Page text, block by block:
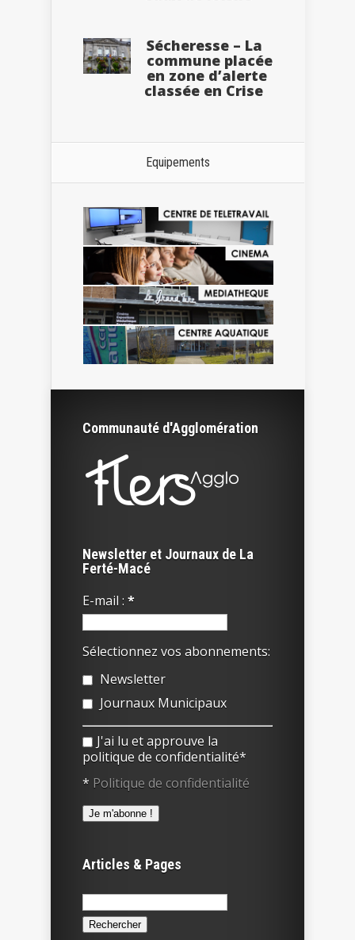
Sécheresse – La
commune placée
en zone d’alerte
classée en Crise
Equipements
Communauté d'Agglomération
Newsletter et Journaux de La
Ferté-Macé
E-mail : *
Sélectionnez vos abonnements:
Newsletter
Journaux Municipaux
J'ai lu et approuve la
politique de confidentialité*
* Politique de confidentialité
Articles & Pages
Rechercher :